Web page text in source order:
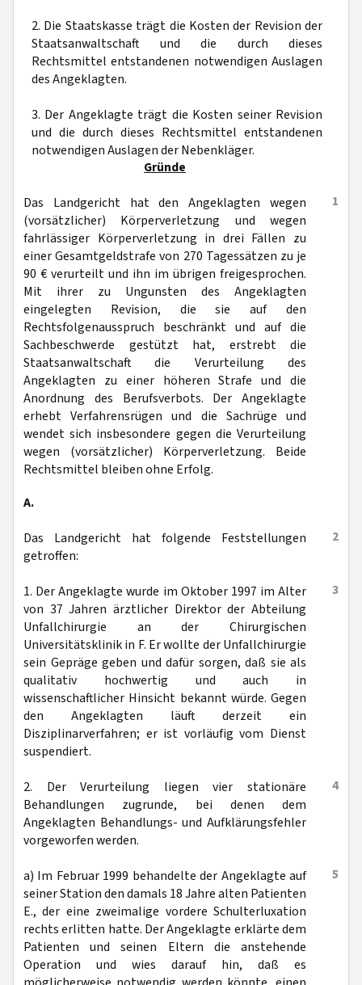
2. Die Staatskasse trägt die Kosten der Revision der
Staatsanwaltschaft und die durch dieses
Rechtsmittel entstandenen notwendigen Auslagen
des Angeklagten.
3. Der Angeklagte trägt die Kosten seiner Revision
und die durch dieses Rechtsmittel entstandenen
notwendigen Auslagen der Nebenkläger.
Gründe
1
Das Landgericht hat den Angeklagten wegen
(vorsätzlicher) Körperverletzung und wegen
fahrlässiger Körperverletzung in drei Fällen zu
einer Gesamtgeldstrafe von 270 Tagessätzen zu je
90 € verurteilt und ihn im übrigen freigesprochen.
Mit ihrer zu Ungunsten des Angeklagten
eingelegten Revision, die sie auf den
Rechtsfolgenausspruch beschränkt und auf die
Sachbeschwerde gestützt hat, erstrebt die
Staatsanwaltschaft die Verurteilung des
Angeklagten zu einer höheren Strafe und die
Anordnung des Berufsverbots. Der Angeklagte
erhebt Verfahrensrügen und die Sachrüge und
wendet sich insbesondere gegen die Verurteilung
wegen (vorsätzlicher) Körperverletzung. Beide
Rechtsmittel bleiben ohne Erfolg.
A.
2
Das Landgericht hat folgende Feststellungen
getroffen:
3
1. Der Angeklagte wurde im Oktober 1997 im Alter
von 37 Jahren ärztlicher Direktor der Abteilung
Unfallchirurgie an der Chirurgischen
Universitätsklinik in F. Er wollte der Unfallchirurgie
sein Gepräge geben und dafür sorgen, daß sie als
qualitativ hochwertig und auch in
wissenschaftlicher Hinsicht bekannt würde. Gegen
den Angeklagten läuft derzeit ein
Disziplinarverfahren; er ist vorläufig vom Dienst
suspendiert.
4
2. Der Verurteilung liegen vier stationäre
Behandlungen zugrunde, bei denen dem
Angeklagten Behandlungs- und Aufklärungsfehler
vorgeworfen werden.
5
a) Im Februar 1999 behandelte der Angeklagte auf
seiner Station den damals 18 Jahre alten Patienten
E., der eine zweimalige vordere Schulterluxation
rechts erlitten hatte. Der Angeklagte erklärte dem
Patienten und seinen Eltern die anstehende
Operation und wies darauf hin, daß es